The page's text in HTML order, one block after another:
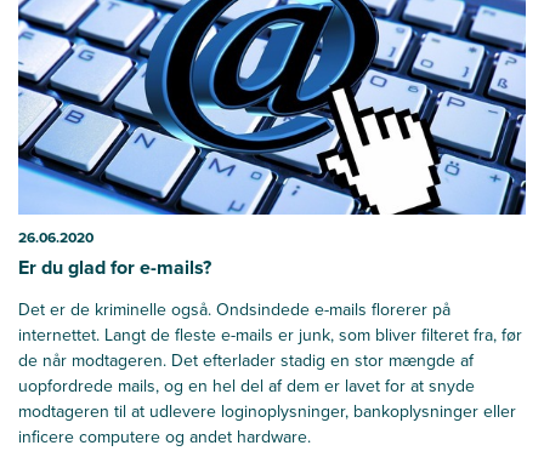
26.06.2020
Er du glad for e-mails?
Det er de kriminelle også. Ondsindede e-mails florerer på
internettet. Langt de fleste e-mails er junk, som bliver filteret fra, før
de når modtageren. Det efterlader stadig en stor mængde af
uopfordrede mails, og en hel del af dem er lavet for at snyde
modtageren til at udlevere loginoplysninger, bankoplysninger eller
inficere computere og andet hardware.